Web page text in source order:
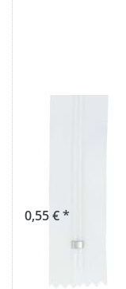
0,55 € *